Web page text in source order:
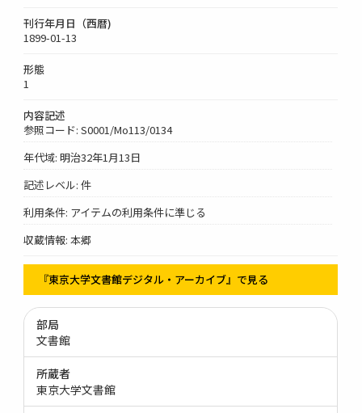
刊行年月日（西暦)
1899-01-13
形態
1
内容記述
参照コード: S0001/Mo113/0134
年代域: 明治32年1月13日
記述レベル: 件
利用条件: アイテムの利用条件に準じる
収蔵情報: 本郷
『東京大学文書館デジタル・アーカイブ』で見る
部局
文書館
所蔵者
東京大学文書館